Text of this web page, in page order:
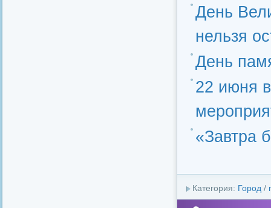
День
нельзя
День
22 июня
«Завтра
Категория: Город /